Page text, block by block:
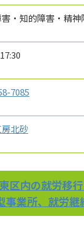
・知的障害・精神
7085
北砂
区内の就労移
事業所、就労